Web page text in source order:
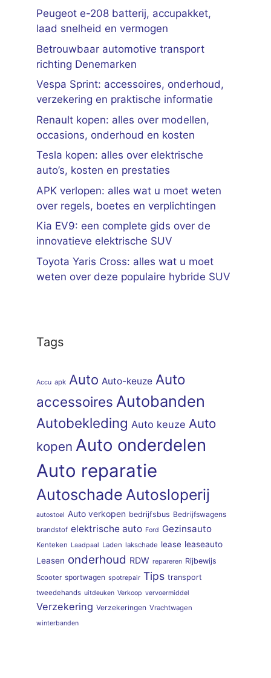
Peugeot e-208 batterij, accupakket,
laad snelheid en vermogen
Betrouwbaar automotive transport
richting Denemarken
Vespa Sprint: accessoires, onderhoud,
verzekering en praktische informatie
Renault kopen: alles over modellen,
occasions, onderhoud en kosten
Tesla kopen: alles over elektrische
auto’s, kosten en prestaties
APK verlopen: alles wat u moet weten
over regels, boetes en verplichtingen
Kia EV9: een complete gids over de
innovatieve elektrische SUV
Toyota Yaris Cross: alles wat u moet
weten over deze populaire hybride SUV
Tags
Accu apk Auto Auto-keuze Auto
accessoires Autobanden
Autobekleding Auto keuze Auto
kopen Auto onderdelen
Auto reparatie
Autoschade Autosloperij
autostoel Auto verkopen bedrijfsbus Bedrijfswagens
brandstof elektrische auto Ford Gezinsauto
Kenteken Laadpaal Laden lakschade lease leaseauto
Leasen onderhoud RDW repareren Rijbewijs
Scooter sportwagen spotrepair Tips transport
tweedehands uitdeuken Verkoop vervoermiddel
Verzekering Verzekeringen Vrachtwagen
winterbanden